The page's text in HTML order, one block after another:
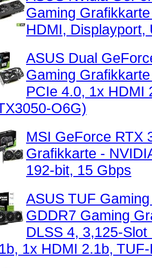
Gaming
HDMI, Displayport,
ASUS Dual
Gaming
PCIe 4.0, 1x HDMI
O6G)
MSI GeForce RTX
Grafikkarte -
192-bit, 15 Gbps
ASUS TUF
GDDR7 Gaming
DLSS 4, 3,125-
1x HDMI 2.1b,